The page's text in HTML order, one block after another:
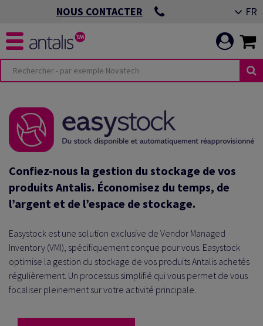
NOUS CONTACTER FR
Confiez-nous la gestion du stockage de vos
produits Antalis. Économisez du temps, de
l’argent et de l’espace de stockage.
Easystock est une solution exclusive de Vendor Managed
Inventory (VMI), spécifiquement conçue pour vous. Easystock
optimise la gestion du stockage de vos produits Antalis achetés
régulièrement. Un processus simplifié qui vous permet de vous
focaliser pleinement sur votre activité principale.